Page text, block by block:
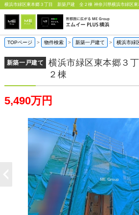
TOPページ > 物件検索 > 新築一戸建て > 横浜市緑
新築一戸建て
横浜市緑区東本郷
２棟
5,490万円